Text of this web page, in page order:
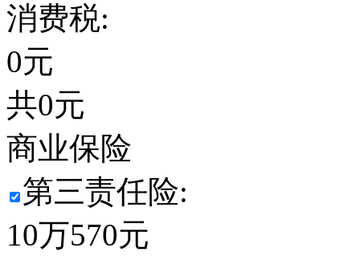
消费税:
0元
共0元
商业保险
第三责任险:
10万570元